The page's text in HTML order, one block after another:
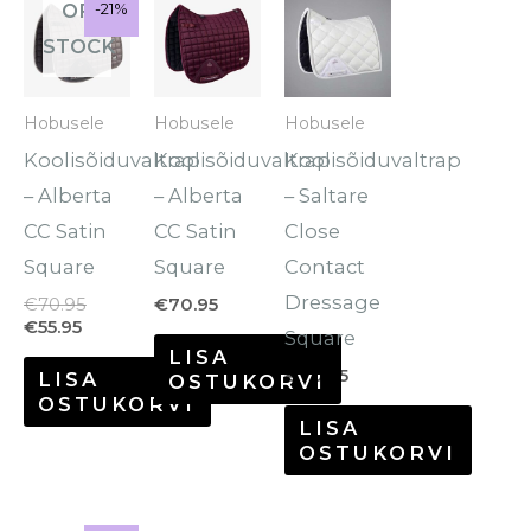
Sale!
-21%
-21%
OF
STOCK
Hobusele
Koolisõiduvaltrap
– Alberta
CC Satin
Square
€70.95
oli:
€70.95.
€55.95
hind
on:
€55.95.
LISA
OSTUKORVI
Hobusele
Koolisõiduvaltrap
– Alberta
CC Satin
Square
€70.95
LISA
OSTUKORVI
Hobusele
Koolisõiduvaltrap
– Saltare
Close
Contact
Dressage
Square
€70.95
LISA
OSTUKORVI